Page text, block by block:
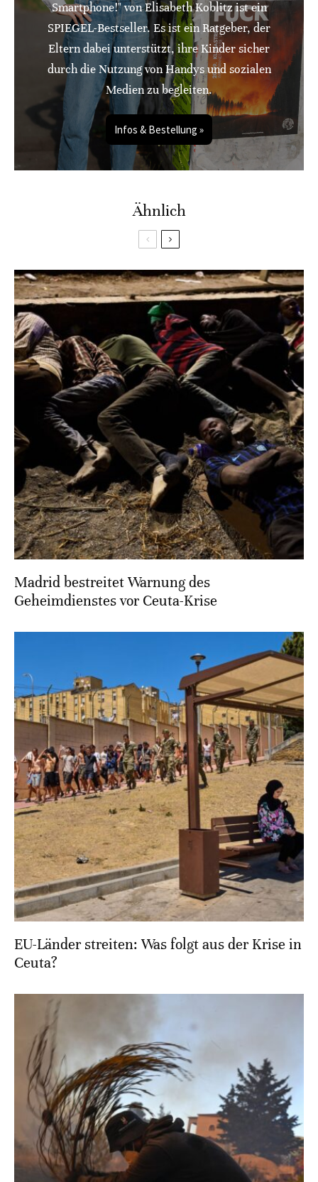
Smartphone!" von Elisabeth Koblitz ist ein
SPIEGEL-Bestseller. Es ist ein Ratgeber, der
Eltern dabei unterstützt, ihre Kinder sicher
durch die Nutzung von Handys und sozialen
Medien zu begleiten.
Infos & Bestellung »
Ähnlich
Madrid bestreitet Warnung des
Geheimdienstes vor Ceuta-Krise
EU-Länder streiten: Was folgt aus der Krise in
Ceuta?